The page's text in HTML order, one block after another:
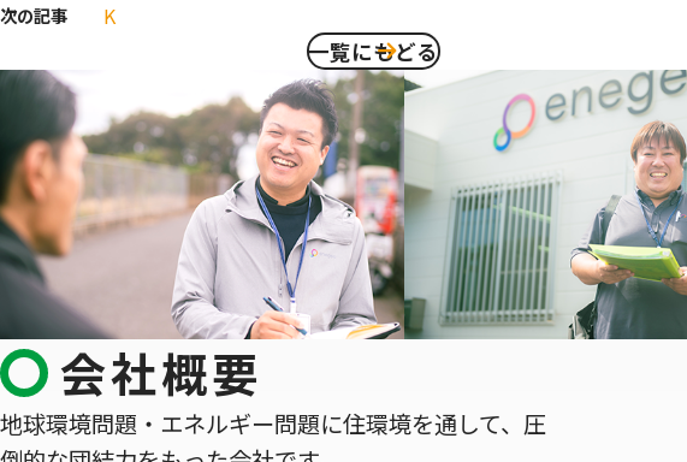
次の記事 K
一覧にもどる
会社概要
地球環境問題・エネルギー問題に住環境を通して、圧